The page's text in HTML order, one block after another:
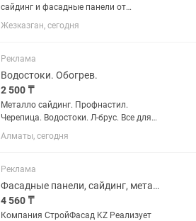
сайдинг и фасадные панели от
Немецких, Белорусских, Российских
производителей. Металлический
Кровельные материалы...
Жезказган, сегодня
Реклама
Водостоки. Обогрев.
2 500 ₸
Металло сайдинг. Профнастил.
Черепица. Водостоки. Л-брус. Все для
отделки металлом. Монтаж
водосточной системы. И системы
на рынке. Сезонные скидки на
водосток!
Алматы, сегодня
Реклама
Фасадные панели, сайдинг, металлочерепица, проф. Лист мягкая кровля
4 560 ₸
Компания СтройФасад KZ Реализует